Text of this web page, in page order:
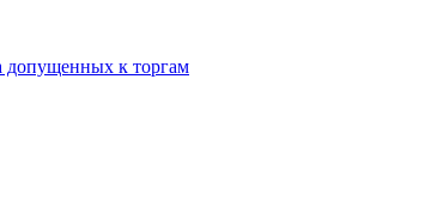
допущенных к торгам